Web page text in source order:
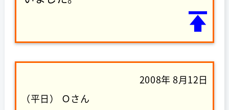
2008年 8月12日
（平日） Ｏさん